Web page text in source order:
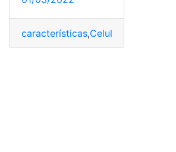
características,Celular